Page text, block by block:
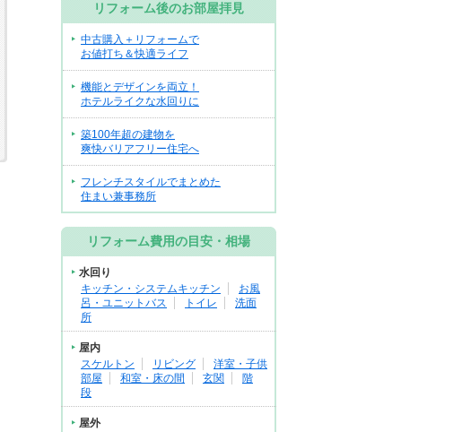
リフォーム後のお部屋拝見
中古購入＋リフォームで
お値打ち＆快適ライフ
機能とデザインを両立！
ホテルライクな水回りに
築100年超の建物を
爽快バリアフリー住宅へ
フレンチスタイルでまとめた
住まい兼事務所
リフォーム費用の目安・相場
水回り
キッチン・システムキッチン
お風
呂・ユニットバス
トイレ
洗面
所
屋内
スケルトン
リビング
洋室・子供
部屋
和室・床の間 玄関
階
段
屋外